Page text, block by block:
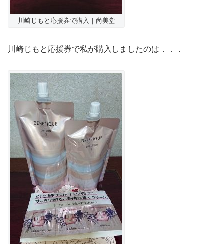
川崎じもと応援券で購入｜尚美堂
川崎じもと応援券で私が購入しましたのは．．．